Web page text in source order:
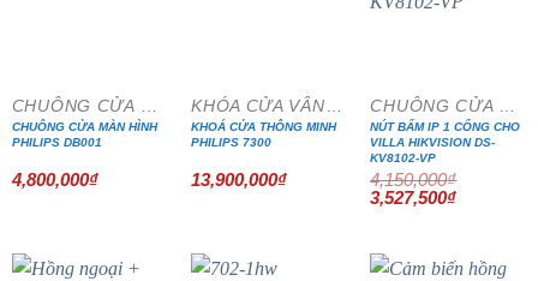
CHUÔNG CỬA MÀN HÌNH
PHILIPS DB001
4,800,000₫
KHOÁ CỬA THÔNG MINH
PHILIPS 7300
13,900,000₫
NÚT BẤM IP 1 CỔNG CHO
VILLA HIKVISION DS-
KV8102-VP
4,150,000₫
Giá
gốc
3,527,500₫Giá